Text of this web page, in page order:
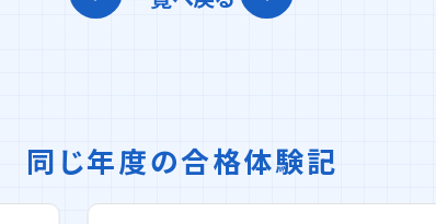
同じ年度の合格体験記